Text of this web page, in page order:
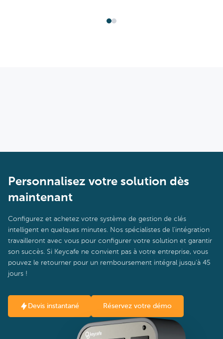
Personnalisez votre solution dès
maintenant
Configurez et achetez votre système de gestion de clés
intelligent en quelques minutes. Nos spécialistes de l'intégration
travailleront avec vous pour configurer votre solution et garantir
son succès. Si Keycafe ne convient pas à votre entreprise, vous
pouvez le retourner pour un remboursement intégral jusqu'à 45
jours !
Devis instantané Réservez votre démo